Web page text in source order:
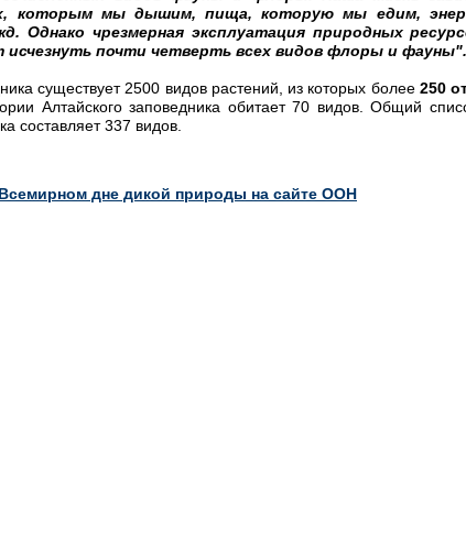
которым мы дышим, пища, которую мы едим,
Однако чрезмерная эксплуатация природных
почти четверть всех видов флоры и фауны".
существует 2500 видов растений, из которых более250
Алтайского заповедника обитает 70 видов. Общий
составляет 337 видов.
дне дикой природы на сайте ООН